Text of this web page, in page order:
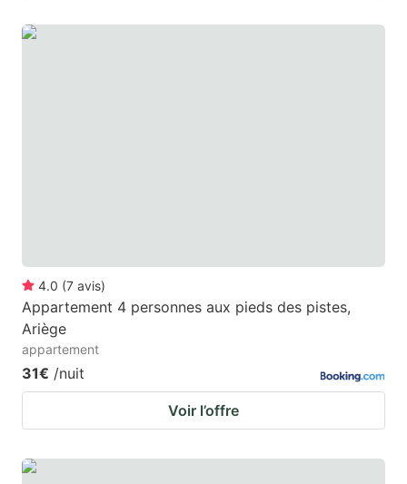
4.0 (7 avis)
Appartement 4 personnes aux pieds des pistes,
Ariège
appartement
31€ /nuit
Voir l’offre